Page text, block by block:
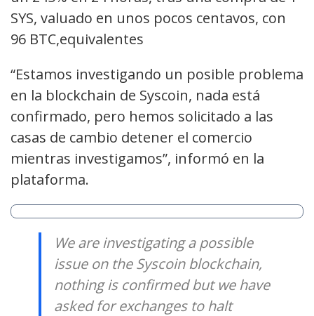
SYS, valuado en unos pocos centavos, con
96 BTC,equivalentes
“Estamos investigando un posible problema
en la blockchain de Syscoin, nada está
confirmado, pero hemos solicitado a las
casas de cambio detener el comercio
mientras investigamos”, informó en la
plataforma.
We are investigating a possible
issue on the Syscoin blockchain,
nothing is confirmed but we have
asked for exchanges to halt